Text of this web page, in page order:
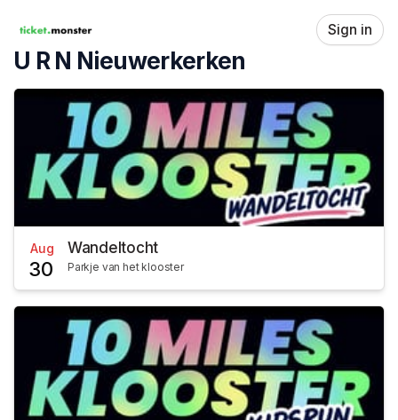
Sign in
U R N Nieuwerkerken
Aug
30
Wandeltocht
Parkje van het klooster